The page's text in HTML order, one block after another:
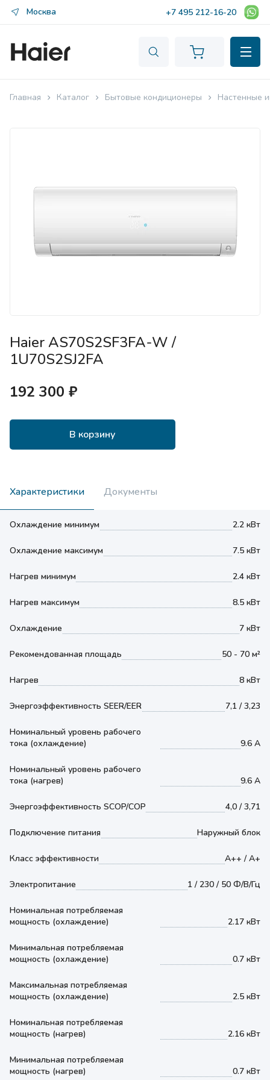
Москва +7 495 212-16-20
Главная Каталог Бытовые кондиционеры Настенные
Haier AS70S2SF3FA-W /
1U70S2SJ2FA
192 300 ₽
В корзину
Характеристики Документы
Охлаждение минимум 2.2 кВт
Охлаждение максимум 7.5 кВт
Нагрев минимум 2.4 кВт
Нагрев максимум 8.5 кВт
Охлаждение 7 кВт
Рекомендованная площадь 50 - 70 м²
Нагрев 8 кВт
Энергоэффективность SEER/EER 7,1 / 3,23
Номинальный уровень рабочего
тока (охлаждение)
9.6 А
Номинальный уровень рабочего
тока (нагрев)
9.6 А
Энергоэффективность SCOP/COP 4,0 / 3,71
Подключение питания Наружный блок
Класс эффективности А++ / А+
Электропитание 1 / 230 / 50 Ф/В/Гц
Номинальная потребляемая
мощность (охлаждение)
2.17 кВт
Минимальная потребляемая
мощность (охлаждение)
0.7 кВт
Максимальная потребляемая
мощность (охлаждение)
2.5 кВт
Номинальная потребляемая
мощность (нагрев)
2.16 кВт
Минимальная потребляемая
мощность (нагрев)
0.7 кВт